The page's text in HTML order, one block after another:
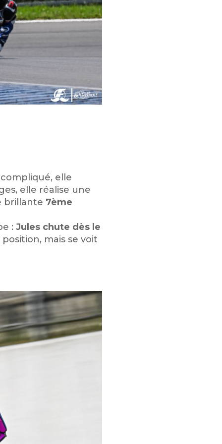
elle
elle réalise une
brillante 7ème
: Jules chute dès le
mais se voit